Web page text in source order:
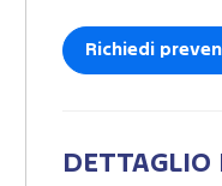
Richiedi